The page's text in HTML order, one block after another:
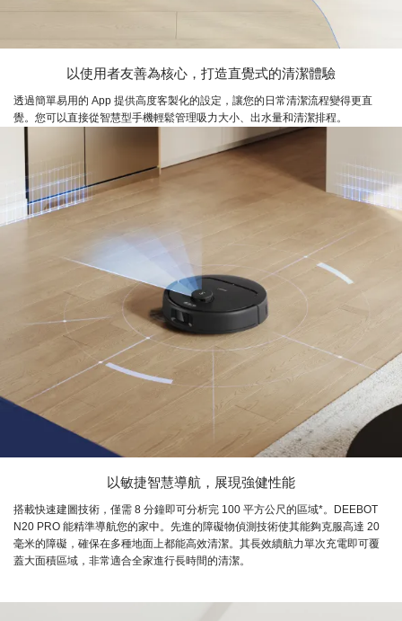
以使用者友善為核心，打造直覺式的清潔體驗
透過簡單易用的 App 提供高度客製化的設定，讓您的日常清潔流程變得更直
覺。您可以直接從智慧型手機輕鬆管理吸力大小、出水量和清潔排程。
以敏捷智慧導航，展現強健性能
搭載快速建圖技術，僅需 8 分鐘即可分析完 100 平方公尺的區域*。DEEBOT
N20 PRO 能精準導航您的家中。先進的障礙物偵測技術使其能夠克服高達 20
毫米的障礙，確保在多種地面上都能高效清潔。其長效續航力單次充電即可覆
蓋大面積區域，非常適合全家進行長時間的清潔。